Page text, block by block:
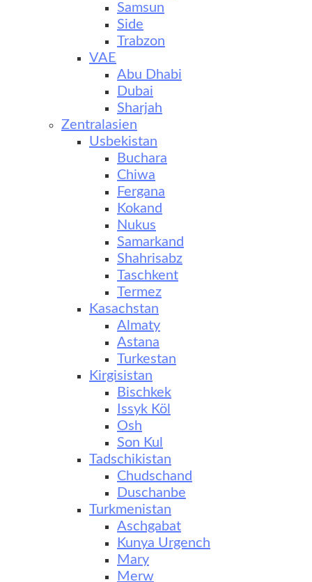
Samsun
Side
Trabzon
VAE
Abu Dhabi
Dubai
Sharjah
Zentralasien
Usbekistan
Buchara
Chiwa
Fergana
Kokand
Nukus
Samarkand
Shahrisabz
Taschkent
Termez
Kasachstan
Almaty
Astana
Turkestan
Kirgisistan
Bischkek
Issyk Köl
Osh
Son Kul
Tadschikistan
Chudschand
Duschanbe
Turkmenistan
Aschgabat
Kunya Urgench
Mary
Merw